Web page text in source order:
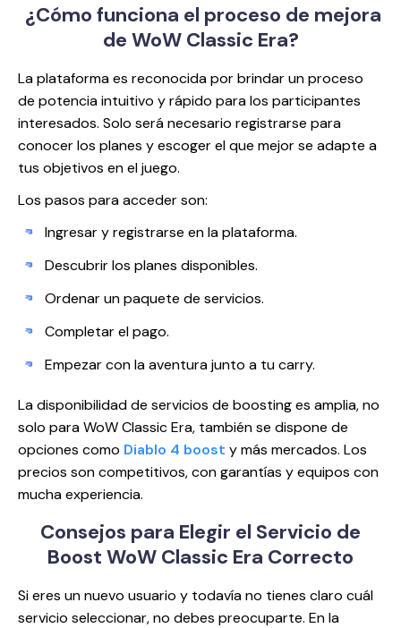
¿Cómo funciona el proceso de mejora
de WoW Classic Era?
La plataforma es reconocida por brindar un proceso
de potencia intuitivo y rápido para los participantes
interesados. Solo será necesario registrarse para
conocer los planes y escoger el que mejor se adapte a
tus objetivos en el juego.
Los pasos para acceder son:
Ingresar y registrarse en la plataforma.
Descubrir los planes disponibles.
Ordenar un paquete de servicios.
Completar el pago.
Empezar con la aventura junto a tu carry.
La disponibilidad de servicios de boosting es amplia, no
solo para WoW Classic Era, también se dispone de
opciones como Diablo 4 boost y más mercados. Los
precios son competitivos, con garantías y equipos con
mucha experiencia.
Consejos para Elegir el Servicio de
Boost WoW Classic Era Correcto
Si eres un nuevo usuario y todavía no tienes claro cuál
servicio seleccionar, no debes preocuparte. En la